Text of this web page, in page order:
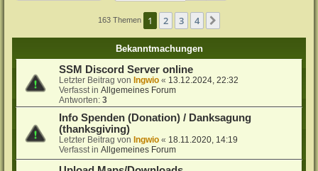
163 Themen 1 2 3 4
Bekanntmachungen
SSM Discord Server online
Letzter Beitrag von Ingwio « 13.12.2024, 22:32
Verfasst inAllgemeines Forum
Antworten:3
Info Spenden (Donation) / Danksagung
(thanksgiving)
Letzter Beitrag von Ingwio « 18.11.2020, 14:19
Verfasst inAllgemeines Forum